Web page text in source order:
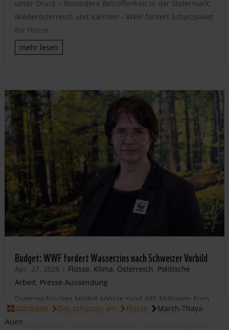
unter Druck – Besondere Betroffenheit in der Steiermark,
Niederösterreich und Kärnten – WWF fordert Schutzpaket
für Flüsse
mehr lesen
Budget: WWF fordert Wasserzins nach Schweizer Vorbild
Apr. 27, 2026 | Flüsse, Klima, Österreich, Politische
Arbeit, Presse-Aussendung
Österreichisches Modell könnte rund 685 Millionen Euro
jährlich für Budget bringen – Einnahmen sollen
zweckgebunden in Gewässerschutz, Renaturierung und
JETZT HELFEN
Startseite Das schützen wir Flüsse
March-Thaya-
Auen